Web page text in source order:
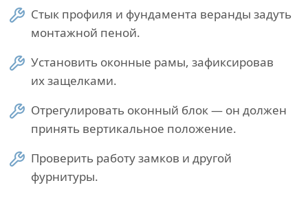
Стык профиля и фундамента веранды задуть
монтажной пеной.
Установить оконные рамы, зафиксировав
их защелками.
Отрегулировать оконный блок — он должен
принять вертикальное положение.
Проверить работу замков и другой
фурнитуры.